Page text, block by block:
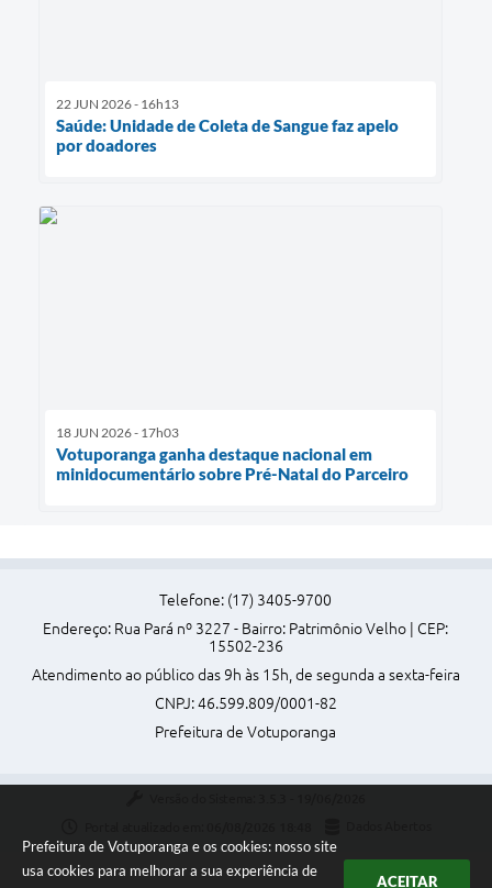
Prefeitura de Votuporanga e os cookies: nosso site
usa cookies para melhorar a sua experiência de
ACEITAR
22 JUN 2026 - 16h13
Saúde: Unidade de Coleta de Sangue faz apelo
por doadores
18 JUN 2026 - 17h03
Votuporanga ganha destaque nacional em
minidocumentário sobre Pré-Natal do Parceiro
Telefone: (17) 3405-9700
Endereço: Rua Pará nº 3227 - Bairro: Patrimônio Velho | CEP:
15502-236
Atendimento ao público das 9h às 15h, de segunda a sexta-feira
CNPJ: 46.599.809/0001-82
Prefeitura de Votuporanga